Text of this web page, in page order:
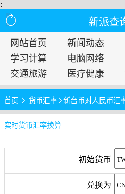
:
新派查
网站首页 新闻动态
学习计算
电脑网络
交通旅游
医疗健康
首页 货币汇率 新台币对人民币汇
实时货币汇率换算
初始货币
兑换为